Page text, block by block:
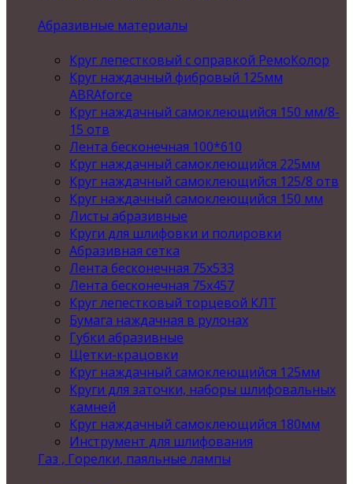
Абразивные материалы
Круг лепестковый с оправкой РемоКолор
Круг наждачный фибровый 125мм
ABRAforce
Круг наждачный самоклеющийся 150 мм/8-
15 отв
Лента бесконечная 100*610
Круг наждачный самоклеющийся 225мм
Круг наждачный самоклеющийся 125/8 отв
Круг наждачный самоклеющийся 150 мм
Листы абразивные
Круги для шлифовки и полировки
Абразивная сетка
Лента бесконечная 75х533
Лента бесконечная 75х457
Круг лепестковый торцевой КЛТ
Бумага наждачная в рулонах
Губки абразивные
Щетки-крацовки
Круг наждачный самоклеющийся 125мм
Круги для заточки, наборы шлифовальных
камней
Круг наждачный самоклеющийся 180мм
Инструмент для шлифования
Газ , Горелки, паяльные лампы